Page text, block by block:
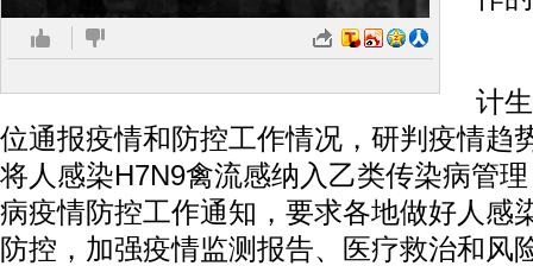
计
位通报疫情和防控工作情况，研判疫情趋
将人感染H7N9禽流感纳入乙类传染病管
病疫情防控工作通知，要求各地做好人感
防控，加强疫情监测报告、医疗救治和风